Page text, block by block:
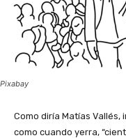
Pixabay
Como diría Matías
como cuando yerra,